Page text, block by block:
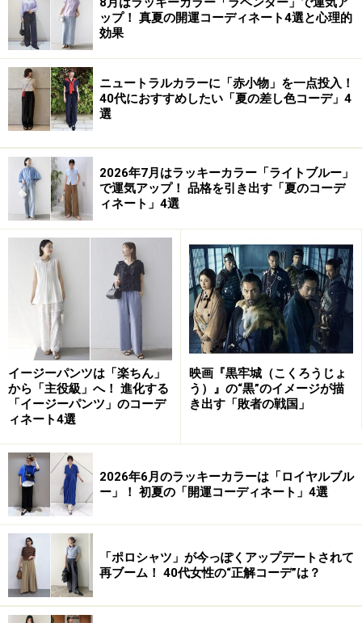
*「カラーコーディネーター検定試験」は東京商工会議所
の登録商標です 。
どちらの検定も、誰でも公式テキストや過去問題集を買
うことができますから、まずそれらを見て、どんな内容
なのか確かめてから受験を決めても遅くはないでしょ
う。一般書店で、どちらかの検定に対応した市販の参考
書、問題集が販売されており、独学でも十分合格を狙う
ことができます。
もちろんスクールに通って色彩学講座や検定対策講座を
受講すれば、さらに深く知識と実技能力を身につけるこ
とができるでしょう。
また、どちらの検定も、主催団体が独自に検定対策講座
やカラーセミナーを開催しています。受験者だけでなく
スクールの講師もこぞって受講し、検定対策に大いに役
立てているようです。
9月から2004度冬期検定の受付が始まります。その日程
は…。次ページへ＞＞＞
INDEX
カラーコーディネーターの検定試験とは？
ップ！ 真夏の開運コーディネート4選と心理的
効果
ニュートラルカラーに「赤小物」を一点投入！
40代におすすめしたい「夏の差し色コーデ」4
選
2026年7月はラッキーカラー「ライトブルー」
で運気アップ！ 品格を引き出す「夏のコーデ
ィネート」4選
イージーパンツは「楽ちん」
から「主役級」へ！ 進化する
「イージーパンツ」のコーデ
ィネート4選
映画『黒牢城（こくろうじょ
う）』の“黒”のイメージが描
き出す「敗者の戦国」
2026年6月のラッキーカラーは「ロイヤルブル
ー」！ 初夏の「開運コーディネート」4選
「ポロシャツ」が今っぽくアップデートされて
再ブーム！ 40代女性の“正解コーデ”は？